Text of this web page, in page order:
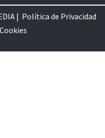
| Política de Privacidad
s